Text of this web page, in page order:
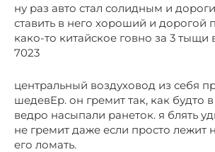
ну раз авто стал солидным и
ставить в него хороший и дорогой
како-то китайское говно за 3 тыщи
7023
центральный воздуховод из себя
шедевЕр. он гремит так, как будто
ведро насыпали ранеток. я блять
не гремит даже если просто лежит
его ломать.